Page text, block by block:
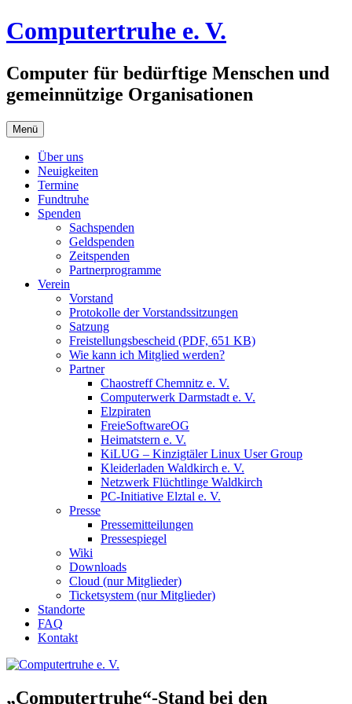
Zum
Inhalt
Computertruhe e. V.
Computer für bedürftige Menschen und
gemeinnützige Organisationen
Menü
Über uns
Neuigkeiten
Termine
Fundtruhe
Spenden
Sachspenden
Geldspenden
Zeitspenden
Partnerprogramme
Verein
Vorstand
Protokolle der Vorstandssitzungen
Satzung
Freistellungsbescheid (PDF, 651 KB)
Wie kann ich Mitglied werden?
Partner
Chaostreff Chemnitz e. V.
Computerwerk Darmstadt e. V.
Elzpiraten
FreieSoftwareOG
Heimatstern e. V.
KiLUG – Kinzigtäler Linux User Group
Kleiderladen Waldkirch e. V.
Netzwerk Flüchtlinge Waldkirch
PC-Initiative Elztal e. V.
Presse
Pressemitteilungen
Pressespiegel
Wiki
Downloads
Cloud (nur Mitglieder)
Ticketsystem (nur Mitglieder)
Standorte
FAQ
Kontakt
„Computertruhe“-Stand bei den